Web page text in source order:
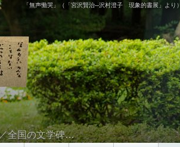
「無声慟哭」（「宮沢賢治─沢村澄子 現象的書展」より）
全国の文学碑…